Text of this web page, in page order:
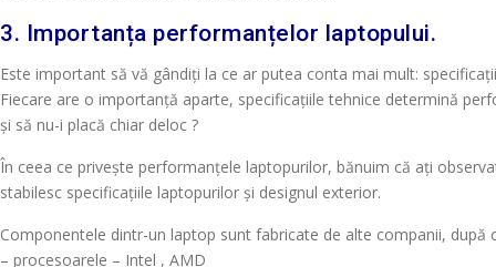
3. Importanța performanțelor laptopului.
Este important să vă gândiți la ce ar putea conta mai mult:
Fiecare are o importanță aparte, specificațiile tehnice determină
și să nu-i placă chiar deloc ?
În ceea ce privește performanțele laptopurilor, bănuim că ați
stabilesc specificațiile laptopurilor și designul exterior.
Componentele dintr-un laptop sunt fabricate de alte companii, după
– procesoarele – Intel , AMD